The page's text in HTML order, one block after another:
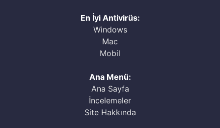
En İyi Antivirüs:
Windows
Mac
Mobil
Ana Menü:
Ana Sayfa
İncelemeler
Site Hakkında